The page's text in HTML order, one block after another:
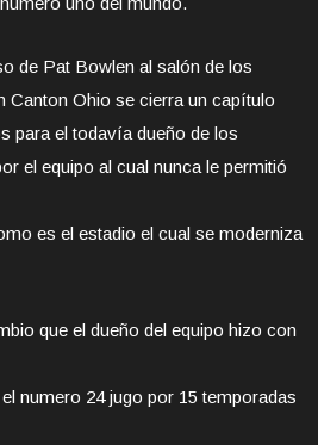
de Pat Bowlen al salón de los
Canton Ohio se cierra un capítulo
para el todavía dueño de los
el equipo al cual nunca le permitió
es el estadio el cual se moderniza
que el dueño del equipo hizo con
numero 24 jugo por 15 temporadas